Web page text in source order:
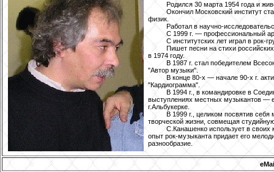
Родился 30 марта 1954 года и
Окончил Московский институт
физик.
Работал в научно-
С 1999 г. — профессиональный
С институтских лет играл в рок-
Пишет песни на стихи
в 1974 году.
В 1987 г. стал победителем
"Автор музыки".
В конце 80-х — начале 90-х г.
"Кардиограмма".
В 1994 г., в командировке в
выступлениях местных музыкантов —
г.Альбукерке.
В 1999 г., целиком посвятив
творческой жизни, совмещая
С.Канашенко использует в
опыт рок-музыканта придает его
разнообразие.